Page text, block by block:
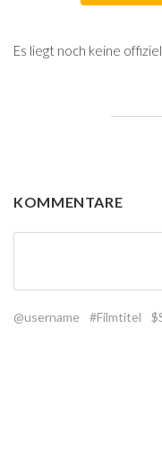
Es liegt noch keine
KOMMENTARE
@username #Filmtitel